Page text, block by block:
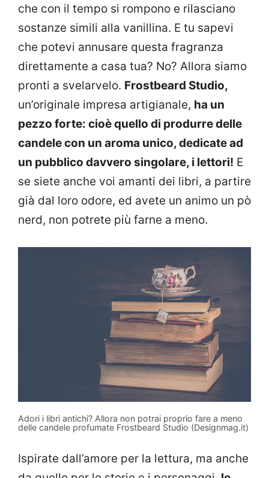
che con il tempo si rompono e rilasciano
sostanze simili alla vanillina. E tu sapevi
che potevi annusare questa fragranza
direttamente a casa tua? No? Allora siamo
pronti a svelarvelo. Frostbeard Studio,
un’originale impresa artigianale, ha un
pezzo forte: cioè quello di produrre delle
candele con un aroma unico, dedicate ad
un pubblico davvero singolare, i lettori! E
se siete anche voi amanti dei libri, a partire
già dal loro odore, ed avete un animo un pò
nerd, non potrete più farne a meno.
Adori i libri antichi? Allora non potrai proprio fare a meno
delle candele profumate Frostbeard Studio (Designmag.it)
Ispirate dall’amore per la lettura, ma anche